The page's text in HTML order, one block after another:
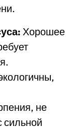
Хорошее
не
сильной